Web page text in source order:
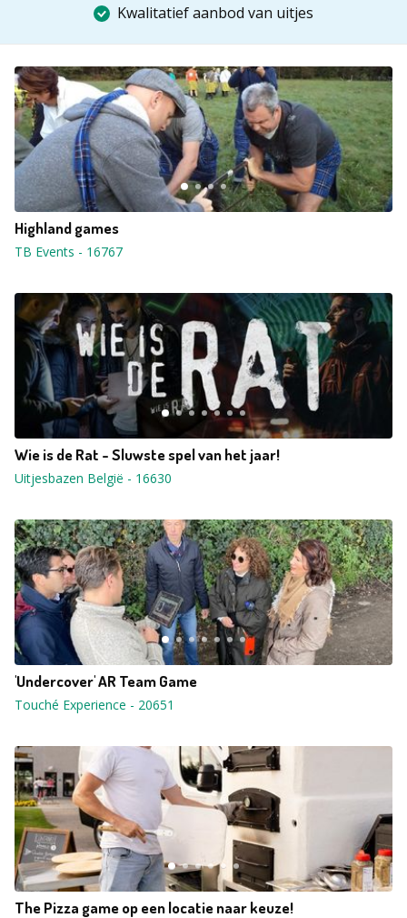
Kwalitatief aanbod van uitjes
Highland games
TB Events - 16767
Wie is de Rat - Sluwste spel van het jaar!
Uitjesbazen België - 16630
'Undercover' AR Team Game
Touché Experience - 20651
The Pizza game op een locatie naar keuze!